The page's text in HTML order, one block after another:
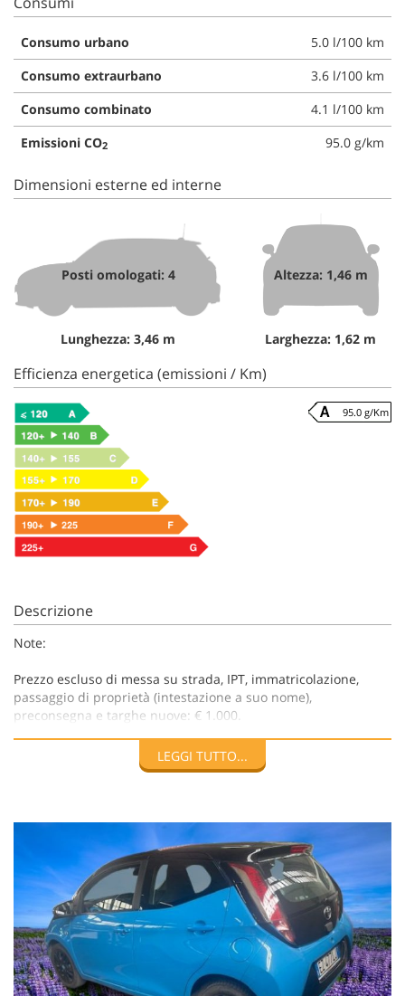
Consumo urbano
5.0 l/100 km
Consumo extraurbano
3.6 l/100 km
Consumo combinato
4.1 l/100 km
Emissioni CO2 95.0 g/km
Dimensioni esterne ed interne
Posti omologati: 4
Lunghezza: 3,46 m
Altezza: 1,46 m
Larghezza: 1,62 m
Efficienza energetica (emissioni / Km)
95.0 g/Km
Descrizione
Note:
Prezzo escluso di messa su strada, IPT, immatricolazione,
passaggio di proprietà (intestazione a suo nome),
preconsegna e targhe nuove: € 1.000.
Primovei Auto è al servizio dei propri clienti dal 1930, con
esperienza e professionalità nel settore automobilistico.
semestrali e usate, sia nazionali che europee.
Offriamo finanziamenti personalizzati da 12 a 96 mesi, oltre
alla possibilità di leasing su vetture nuove, Km 0 e seminuove.
Le informazioni relative agli allestimenti dei veicoli
potrebbero contenere involontarie inesattezze o omissioni.
Alcune funzionalità, come Apple CarPlay e Android Auto,
potrebbero richiedere applicazioni aggiuntive per il corretto
funzionamento.
LEGGI TUTTO...